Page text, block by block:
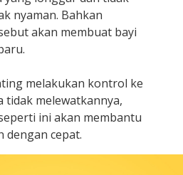
nyaman. Bahkan
akan membuat bayi
melakukan kontrol ke
tidak melewatkannya,
ini akan membantu
dengan cepat.